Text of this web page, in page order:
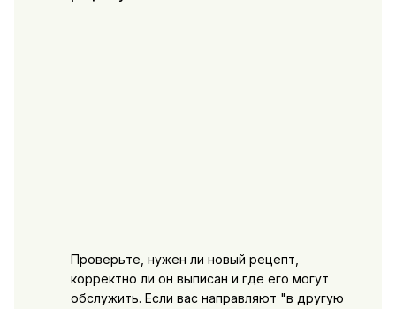
Проверьте, нужен ли новый рецепт,
корректно ли он выписан и где его могут
обслужить. Если вас направляют "в другую